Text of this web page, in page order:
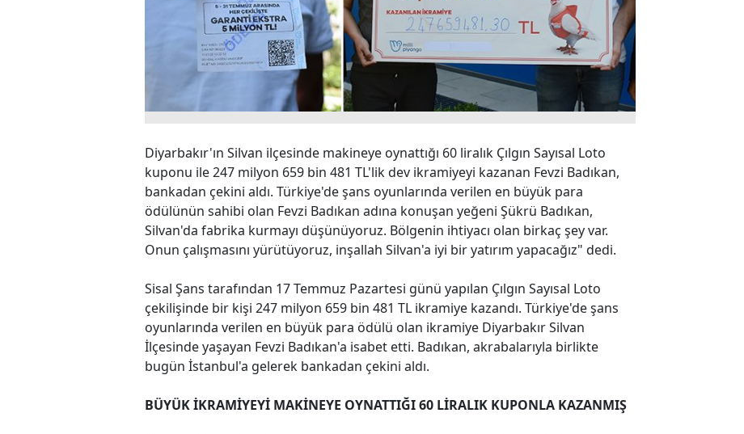
Diyarbakır'ın Silvan ilçesinde makineye oynattığı 60 liralık Çılgın Sayısal Loto
kuponu ile 247 milyon 659 bin 481 TL'lik dev ikramiyeyi kazanan Fevzi Badıkan,
bankadan çekini aldı. Türkiye'de şans oyunlarında verilen en büyük para
ödülünün sahibi olan Fevzi Badıkan adına konuşan yeğeni Şükrü Badıkan,
Silvan'da fabrika kurmayı düşünüyoruz. Bölgenin ihtiyacı olan birkaç şey var.
Onun çalışmasını yürütüyoruz, inşallah Silvan'a iyi bir yatırım yapacağız" dedi.
Sisal Şans tarafından 17 Temmuz Pazartesi günü yapılan Çılgın Sayısal Loto
çekilişinde bir kişi 247 milyon 659 bin 481 TL ikramiye kazandı. Türkiye'de şans
oyunlarında verilen en büyük para ödülü olan ikramiye Diyarbakır Silvan
İlçesinde yaşayan Fevzi Badıkan'a isabet etti. Badıkan, akrabalarıyla birlikte
bugün İstanbul'a gelerek bankadan çekini aldı.
BÜYÜK İKRAMİYEYİ MAKİNEYE OYNATTIĞI 60 LİRALIK KUPONLA KAZANMIŞ